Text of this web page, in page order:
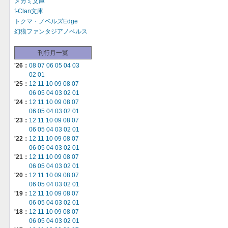
f-Clan文庫
トクマ・ノベルズEdge
幻狼ファンタジアノベルス
刊行月一覧
'26： 08 07 06 05 04 03
02 01
'25： 12 11 10 09 08 07
06 05 04 03 02 01
'24： 12 11 10 09 08 07
06 05 04 03 02 01
'23： 12 11 10 09 08 07
06 05 04 03 02 01
'22： 12 11 10 09 08 07
06 05 04 03 02 01
'21： 12 11 10 09 08 07
06 05 04 03 02 01
'20： 12 11 10 09 08 07
06 05 04 03 02 01
'19： 12 11 10 09 08 07
06 05 04 03 02 01
'18： 12 11 10 09 08 07
06 05 04 03 02 01